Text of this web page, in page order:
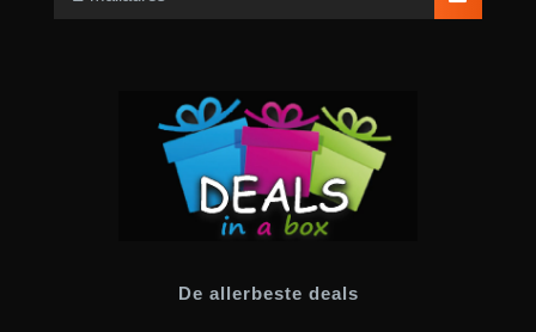
De allerbeste deals